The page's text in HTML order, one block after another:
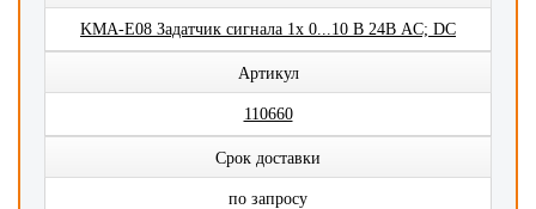
KMA-E08 Задатчик сигнала 1x 0...10 В 24В AC; DC
Артикул
110660
Срок доставки
по запросу